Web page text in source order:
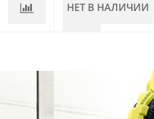
НЕТ В НАЛИЧИИ